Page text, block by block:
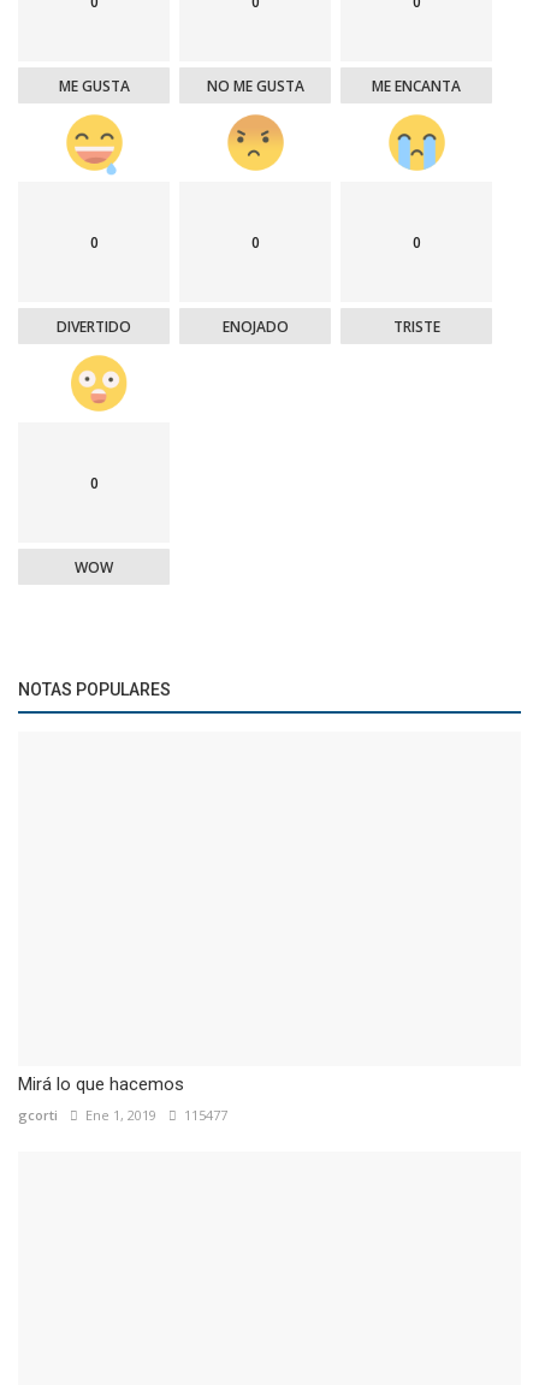
ME GUSTA NO ME GUSTA ME ENCANTA
0
DIVERTIDO
0
ENOJADO
0
TRISTE
0
WOW
NOTAS POPULARES
Mirá lo que hacemos
gcorti Ene 1, 2019 115477